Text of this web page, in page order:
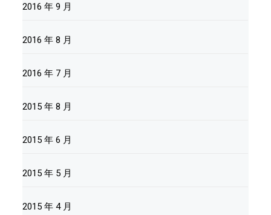
2016 年 9 月
2016 年 8 月
2016 年 7 月
2015 年 8 月
2015 年 6 月
2015 年 5 月
2015 年 4 月